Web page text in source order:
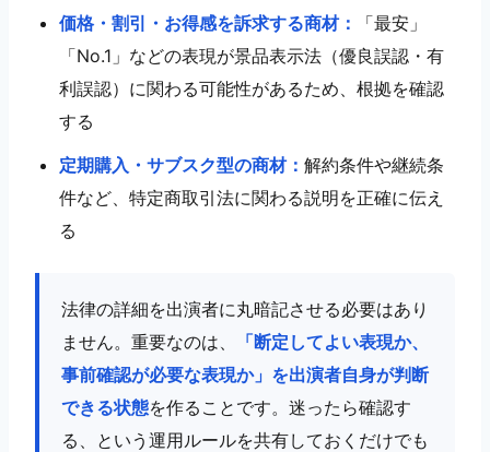
価格・割引・お得感を訴求する商材：
「最安」
「No.1」などの表現が景品表示法（優良誤認・有
利誤認）に関わる可能性があるため、根拠を確認
する
定期購入・サブスク型の商材：解約条件や継続条
件など、特定商取引法に関わる説明を正確に伝え
る
法律の詳細を出演者に丸暗記させる必要はあり
ません。重要なのは、
「断定してよい表現か、
事前確認が必要な表現か」を出演者自身が判断
できる状態を作ることです。迷ったら確認す
る、という運用ルールを共有しておくだけでも